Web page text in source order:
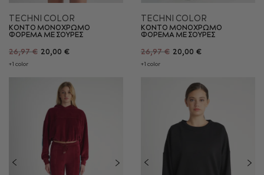
TECHNI COLOR
ΚΟΝΤΟ ΜΟΝΟΧΡΩΜΟ
ΦΟΡΕΜΑ ΜΕ ΣΟΥΡΕΣ
26,97 € 20,00 €
+1 color
TECHNI COLOR
ΚΟΝΤΟ ΜΟΝΟΧΡΩΜΟ
ΦΟΡΕΜΑ ΜΕ ΣΟΥΡΕΣ
26,97 € 20,00 €
+1 color